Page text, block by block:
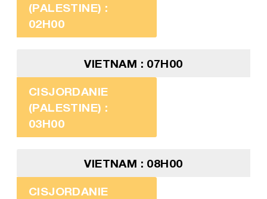
(PALESTINE) :
02H00
VIETNAM : 07H00
CISJORDANIE
(PALESTINE) :
03H00
VIETNAM : 08H00
CISJORDANIE